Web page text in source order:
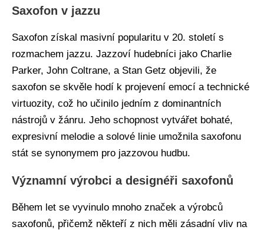
Saxofon v jazzu
Saxofon získal masivní popularitu v 20. století s
rozmachem jazzu. Jazzoví hudebníci jako Charlie
Parker, John Coltrane, a Stan Getz objevili, že
saxofon se skvěle hodí k projevení emocí a technické
virtuozity, což ho učinilo jedním z dominantních
nástrojů v žánru. Jeho schopnost vytvářet bohaté,
expresivní melodie a solové linie umožnila saxofonu
stát se synonymem pro jazzovou hudbu.
Významní výrobci a designéři saxofonů
Během let se vyvinulo mnoho značek a výrobců
saxofonů, přičemž někteří z nich měli zásadní vliv na